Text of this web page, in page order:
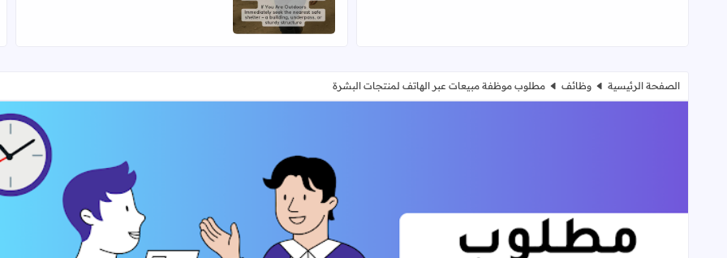
الصفحة الرئيسية وظائف مطلوب موظفة مبيعات عبر الهاتف لمنتجات البشرة